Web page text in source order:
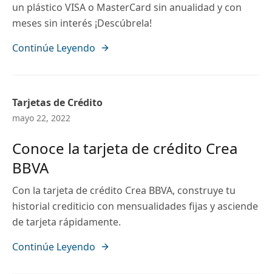
un plástico VISA o MasterCard sin anualidad y con
meses sin interés ¡Descúbrela!
Continúe Leyendo
Tarjetas de Crédito
mayo 22, 2022
Conoce la tarjeta de crédito Crea
BBVA
Con la tarjeta de crédito Crea BBVA, construye tu
historial crediticio con mensualidades fijas y asciende
de tarjeta rápidamente.
Continúe Leyendo